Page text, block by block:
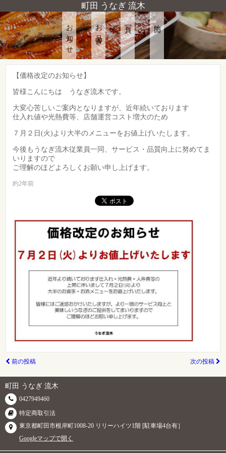
町田 うなぎ 流木
お知らせ お品書き 写真 地図
【価格改定のお知らせ】
皆様こんにちは うなぎ流木です。
大変心苦しいご案内となりますが、近年続いております
仕入れ値や光熱費等、店舗運営コスト増大のため
７月２日(火)より大半のメニューをお値上げいたします。
今後もうなぎ流木従業員一同、サービス・品質向上に努めてま
いりますので
ご理解のほどよろしくお願い申し上げます。
約2年前
前の投稿 次の投稿
町田 うなぎ 流木
0427949460
特定商取引法
東京都町田市根岸町1008-20 リリーハイツ1階 [駐車場4台有］
Googleマップで開く